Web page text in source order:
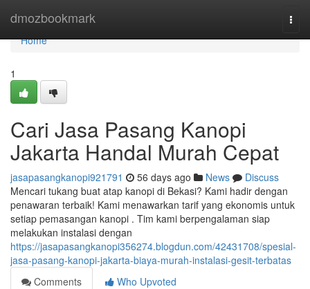
dmozbookmark
Home
Home
1
Cari Jasa Pasang Kanopi
Jakarta Handal Murah Cepat
jasapasangkanopi921791 56 days ago News
Discuss
Mencari tukang buat atap kanopi di Bekasi? Kami hadir dengan
penawaran terbaik! Kami menawarkan tarif yang ekonomis untuk
setiap pemasangan kanopi . Tim kami berpengalaman siap
melakukan instalasi dengan
https://jasapasangkanopi356274.blogdun.com/42431708/spesial-
jasa-pasang-kanopi-jakarta-biaya-murah-instalasi-gesit-terbatas
Comments
Who Upvoted